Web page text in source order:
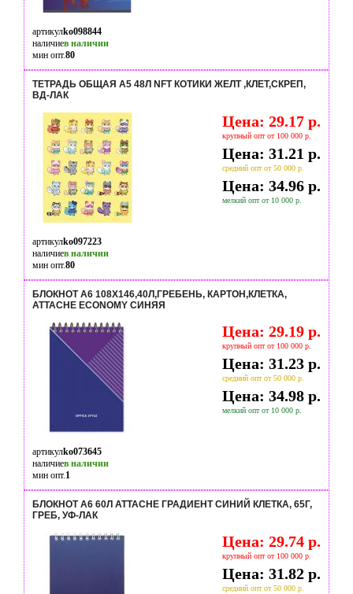
артикулko098844
наличиев наличии
мин опт.80
ТЕТРАДЬ ОБЩАЯ А5 48Л NFT КОТИКИ ЖЕЛТ ,КЛЕТ,СКРЕП,
ВД-ЛАК
Цена: 29.17 р.
крупный опт от 100 000 р.
Цена: 31.21 р.
средний опт от 50 000 р.
Цена: 34.96 р.
мелкий опт от 10 000 р.
артикулko097223
наличиев наличии
мин опт.80
БЛОКНОТ А6 108X146,40Л,ГРЕБЕНЬ, КАРТОН,КЛЕТКА,
ATTACHE ECONOMY СИНЯЯ
Цена: 29.19 р.
крупный опт от 100 000 р.
Цена: 31.23 р.
средний опт от 50 000 р.
Цена: 34.98 р.
мелкий опт от 10 000 р.
артикулko073645
наличиев наличии
мин опт.1
БЛОКНОТ А6 60Л ATTACHE ГРАДИЕНТ СИНИЙ КЛЕТКА, 65Г,
ГРЕБ, УФ-ЛАК
Цена: 29.74 р.
крупный опт от 100 000 р.
Цена: 31.82 р.
средний опт от 50 000 р.